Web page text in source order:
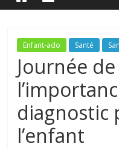
Santé
La
santé
de
toute
famille
Enfant-ado Santé
Journée de
diagnostic
l’enfant